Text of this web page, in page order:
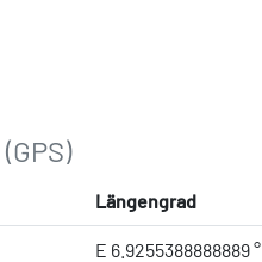
(GPS)
Längengrad
E 6.9255388888889 °